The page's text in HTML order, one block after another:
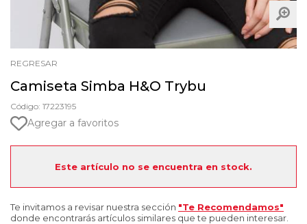
REGRESAR
Camiseta Simba H&O Trybu
Código: 17223195
Agregar a favoritos
Este artículo no se encuentra en stock.
Te invitamos a revisar nuestra sección "Te Recomendamos"
donde encontrarás artículos similares que te pueden interesar.